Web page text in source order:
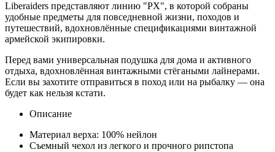
Liberaiders представляют линию "PX", в которой собраны
удобные предметы для повседневной жизни, походов и
путешествий, вдохновлённые спецификациями винтажной
армейской экипировки.
Перед вами универсальная подушка для дома и активного
отдыха, вдохновлённая винтажными стёгаными лайнерами.
Если вы захотите отправиться в поход или на рыбалку — она
будет как нельзя кстати.
Описание
Материал верха: 100% нейлон
Съемный чехол из легкого и прочного рипстопа